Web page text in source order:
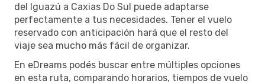
del Iguazú a Caxias Do Sul puede adaptarse
perfectamente a tus necesidades. Tener el vuelo
reservado con anticipación hará que el resto del
viaje sea mucho más fácil de organizar.
En eDreams podés buscar entre múltiples opciones
en esta ruta, comparando horarios, tiempos de vuelo